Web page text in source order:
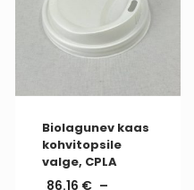
Biolagunev kaas
kohvitopsile
valge, CPLA
86.16 € –